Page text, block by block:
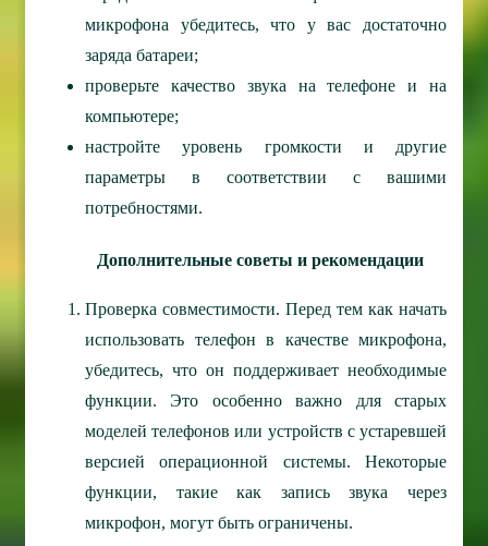
микрофона убедитесь, что у вас достаточно
заряда батареи;
проверьте качество звука на телефоне и на
компьютере;
настройте уровень громкости и другие
параметры в соответствии с вашими
потребностями.
Дополнительные советы и рекомендации
Проверка совместимости. Перед тем как начать
использовать телефон в качестве микрофона,
убедитесь, что он поддерживает необходимые
функции. Это особенно важно для старых
моделей телефонов или устройств с устаревшей
версией операционной системы. Некоторые
функции, такие как запись звука через
микрофон, могут быть ограничены.